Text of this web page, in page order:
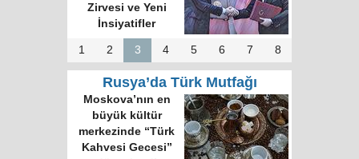
Zirvesi ve Yeni
İnsiyatifler
1 2 3 4 5 6 7 8
Rusya’da Türk Mutfağı
Moskova’nın en
büyük kültür
merkezinde “Türk
Kahvesi Gecesi”